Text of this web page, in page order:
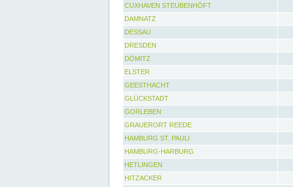
CUXHAVEN STEUBENHÖFT
DAMNATZ
DESSAU
DRESDEN
DÖMITZ
ELSTER
GEESTHACHT
GLÜCKSTADT
GORLEBEN
GRAUERORT REEDE
HAMBURG ST. PAULI
HAMBURG-HARBURG
HETLINGEN
HITZACKER